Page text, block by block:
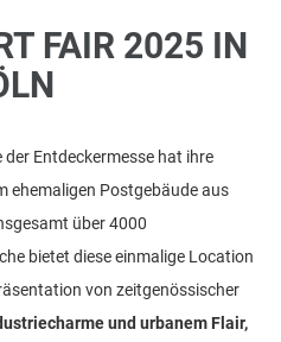
FAIR 2025 IN
Entdeckermesse hat ihre
ehemaligen Postgebäude aus
über 4000
bietet diese einmalige Location
von zeitgenössischer
und urbanem Flair,